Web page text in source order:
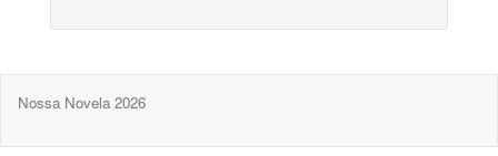
Nossa Novela 2026